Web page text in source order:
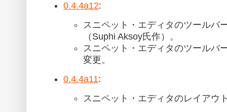
0.4.4a12:
スニペット・エディタのツールバ
（Suphi Aksoy氏作）。
スニペット・エディタのツールバ
変更。
0.4.4a11:
スニペット・エディタのレイアウ